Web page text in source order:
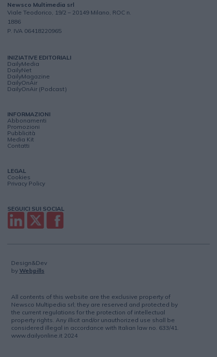
Newsco Multimedia srl
Viale Teodorico, 19/2 – 20149 Milano, ROC n.
1886
P. IVA 06418220965
INIZIATIVE EDITORIALI
DailyMedia
DailyNet
DailyMagazine
DailyOnAir
DailyOnAir (Podcast)
INFORMAZIONI
Abbonamenti
Promozioni
Pubblicità
Media Kit
Contatti
LEGAL
Cookies
Privacy Policy
SEGUICI SUI SOCIAL
Design&Dev
by Webpills
All contents of this website are the exclusive property of
Newsco Multipedia srl; they are reserved and protected by
the current regulations for the protection of intellectual
property rights. Any illicit and/or unauthorized use shall be
considered illegal in accordance with Italian law no. 633/41.
www.dailyonline.it 2024